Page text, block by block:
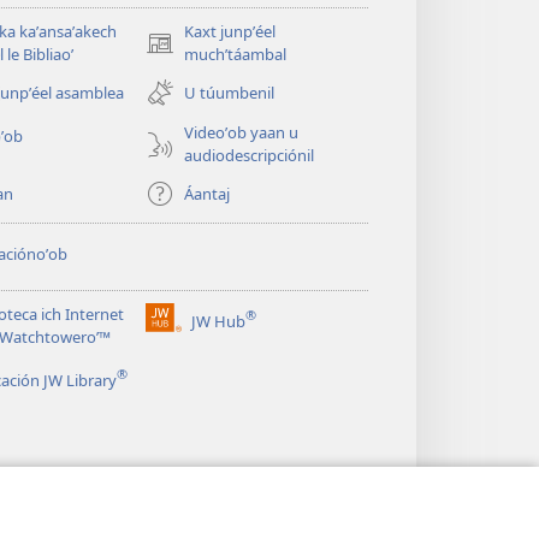
kaʼansaʼakech
le Bibliaoʼ
Kaxt junpʼéel
muchʼtáambal
(opens
new
window)
asamblea
U túumbenil
Videoʼob yaan u
audiodescripciónil
Áantaj
ich Internet
JW Hub®
(opens
JW Library®